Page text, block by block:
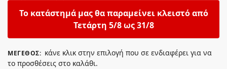
Το κατάστημά μας θα παραμείνει κλειστό από
Τετάρτη 5/8 ως 31/8
ΜΈΓΕΘΟΣ: κάνε κλικ στην επιλογή που σε ενδιαφέρει για να
το προσθέσεις στο καλάθι.